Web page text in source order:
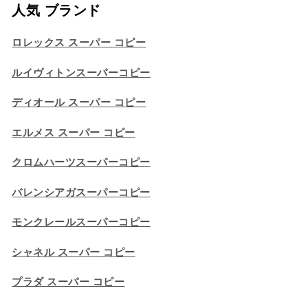
人気 ブランド
ロレックス スーパー コピー
ルイヴィトンスーパーコピー
ディオール スーパー コピー
エルメス スーパー コピー
クロムハーツスーパーコピー
バレンシアガスーパーコピー
モンクレールスーパーコピー
シャネル スーパー コピー
プラダ スーパー コピー